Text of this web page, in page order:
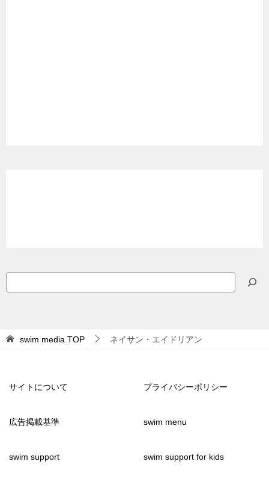
索
swim media TOP ネイサン・エイドリアン
サイトについて プライバシーポリシー
広告掲載基準 swim menu
swim support swim support for kids